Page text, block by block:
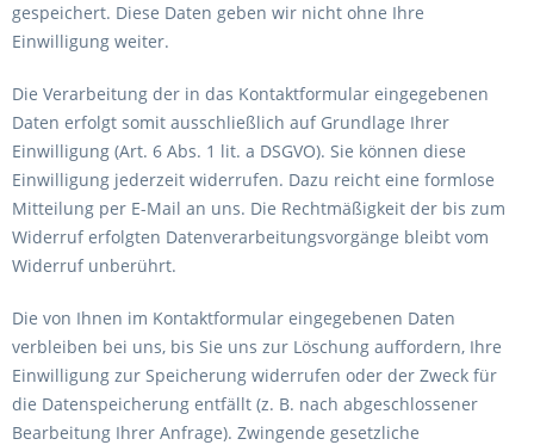
gespeichert. Diese Daten geben wir nicht ohne Ihre
Einwilligung weiter.
Die Verarbeitung der in das Kontaktformular eingegebenen
Daten erfolgt somit ausschließlich auf Grundlage Ihrer
Einwilligung (Art. 6 Abs. 1 lit. a DSGVO). Sie können diese
Einwilligung jederzeit widerrufen. Dazu reicht eine formlose
Mitteilung per E-Mail an uns. Die Rechtmäßigkeit der bis zum
Widerruf erfolgten Datenverarbeitungsvorgänge bleibt vom
Widerruf unberührt.
Die von Ihnen im Kontaktformular eingegebenen Daten
verbleiben bei uns, bis Sie uns zur Löschung auffordern, Ihre
Einwilligung zur Speicherung widerrufen oder der Zweck für
die Datenspeicherung entfällt (z. B. nach abgeschlossener
Bearbeitung Ihrer Anfrage). Zwingende gesetzliche